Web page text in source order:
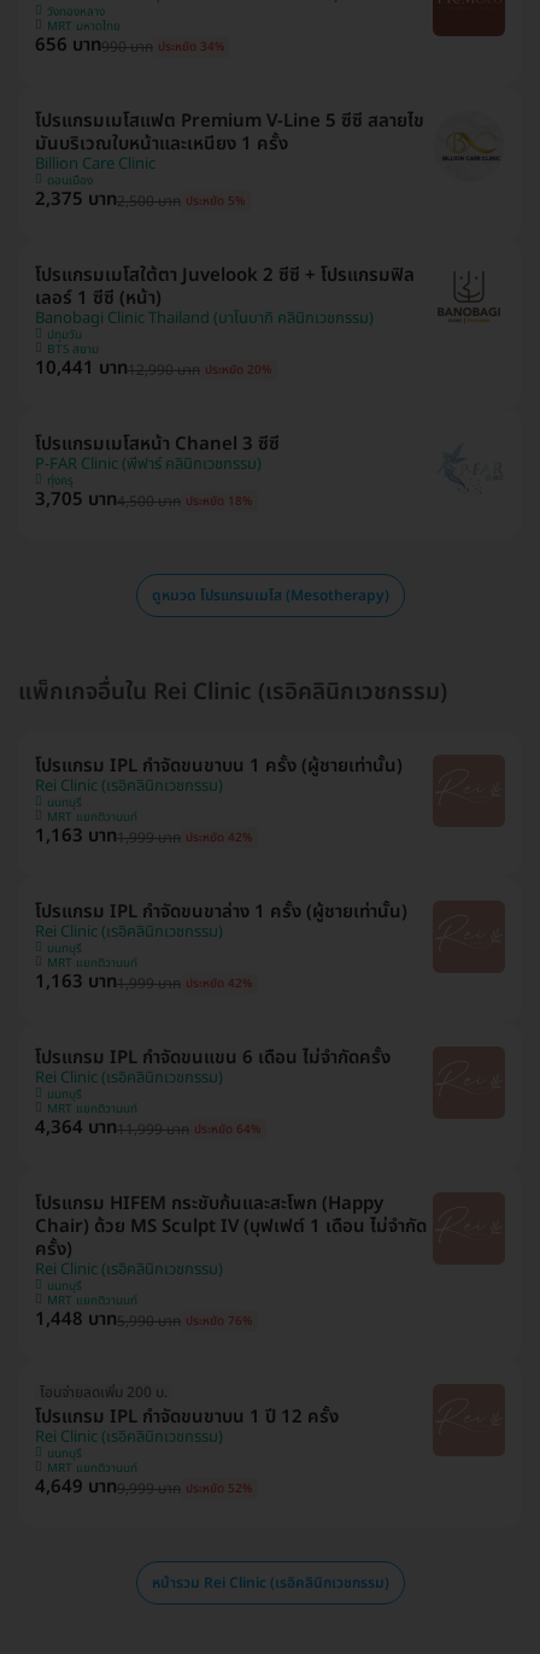
วังทองหลาง
MRT มหาดไทย
656 บาท990 บาท ประหยัด 34%
โปรแกรมเมโสแฟต Premium V-Line 5 ซีซี สลายไข
มันบริเวณใบหน้าและเหนียง 1 ครั้ง
Billion Care Clinic
ดอนเมือง
2,375 บาท2,500 บาท ประหยัด 5%
โปรแกรมเมโสใต้ตา Juvelook 2 ซีซี + โปรแกรมฟิล
เลอร์ 1 ซีซี (หน้า)
Banobagi Clinic Thailand (บาโนบากิ คลินิกเวชกรรม)
ปทุมวัน
BTS สยาม
10,441 บาท12,990 บาท ประหยัด 20%
โปรแกรมเมโสหน้า Chanel 3 ซีซี
P-FAR Clinic (พีฟาร์ คลินิกเวชกรรม)
ทุ่งครุ
3,705 บาท4,500 บาท ประหยัด 18%
ดูหมวด โปรแกรมเมโส (Mesotherapy)
แพ็กเกจอื่นใน Rei Clinic (เรอิคลินิกเวชกรรม)
โปรแกรม IPL กำจัดขนขาบน 1 ครั้ง (ผู้ชายเท่านั้น)
Rei Clinic (เรอิคลินิกเวชกรรม)
นนทบุรี
MRT แยกติวานนท์
1,163 บาท1,999 บาท ประหยัด 42%
โปรแกรม IPL กำจัดขนขาล่าง 1 ครั้ง (ผู้ชายเท่านั้น)
Rei Clinic (เรอิคลินิกเวชกรรม)
นนทบุรี
MRT แยกติวานนท์
1,163 บาท1,999 บาท ประหยัด 42%
โปรแกรม IPL กำจัดขนแขน 6 เดือน ไม่จำกัดครั้ง
Rei Clinic (เรอิคลินิกเวชกรรม)
นนทบุรี
MRT แยกติวานนท์
4,364 บาท11,999 บาท ประหยัด 64%
โปรแกรม HIFEM กระชับก้นและสะโพก (Happy
Chair) ด้วย MS Sculpt IV (บุฟเฟต์ 1 เดือน ไม่จำกัด
ครั้ง)
Rei Clinic (เรอิคลินิกเวชกรรม)
นนทบุรี
MRT แยกติวานนท์
1,448 บาท5,990 บาท ประหยัด 76%
โอนจ่ายลดเพิ่ม 200 บ.
โปรแกรม IPL กำจัดขนขาบน 1 ปี 12 ครั้ง
Rei Clinic (เรอิคลินิกเวชกรรม)
นนทบุรี
MRT แยกติวานนท์
4,649 บาท9,999 บาท ประหยัด 52%
หน้ารวม Rei Clinic (เรอิคลินิกเวชกรรม)